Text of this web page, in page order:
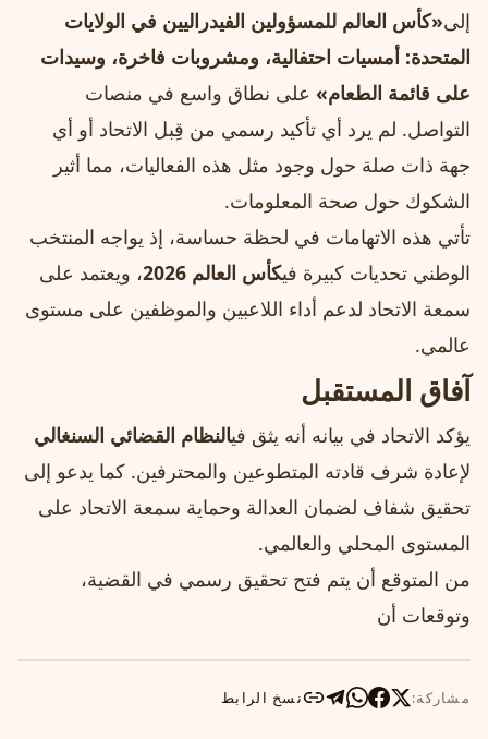
إلى«كأس العالم للمسؤولين الفيدراليين في الولايات
المتحدة: أمسيات احتفالية، ومشروبات فاخرة، وسيدات
على قائمة الطعام» على نطاق واسع في منصات
التواصل. لم يرد أي تأكيد رسمي من قِبل الاتحاد أو أي
جهة ذات صلة حول وجود مثل هذه الفعاليات، مما أثير
الشكوك حول صحة المعلومات.
تأتي هذه الاتهامات في لحظة حساسة، إذ يواجه المنتخب
الوطني تحديات كبيرة فيكأس العالم 2026
، ويعتمد على
سمعة الاتحاد لدعم أداء اللاعبين والموظفين على مستوى
عالمي.
آفاق المستقبل
يؤكد الاتحاد في بيانه أنه يثق فيالنظام القضائي السنغالي
لإعادة شرف قادته المتطوعين والمحترفين. كما يدعو إلى
تحقيق شفاف لضمان العدالة وحماية سمعة الاتحاد على
المستوى المحلي والعالمي.
من المتوقع أن يتم فتح تحقيق رسمي في القضية،
وتوقعات أن
مشاركة: نسخ الرابط